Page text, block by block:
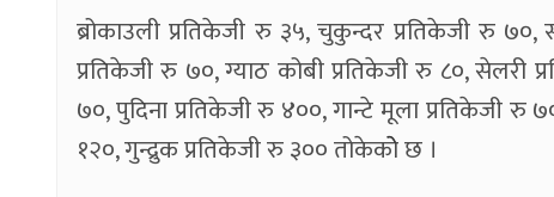
ब्रोकाउली प्रतिकेजी रु ३५, चुकुन्दर प्रतिकेजी रु ७०,
प्रतिकेजी रु ७०, ग्याठ कोबी प्रतिकेजी रु ८०, सेलरी
७०, पुदिना प्रतिकेजी रु ४००, गान्टे मूला प्रतिकेजी रु
१२०, गुन्द्रुक प्रतिकेजी रु ३०० तोकेकोे छ ।